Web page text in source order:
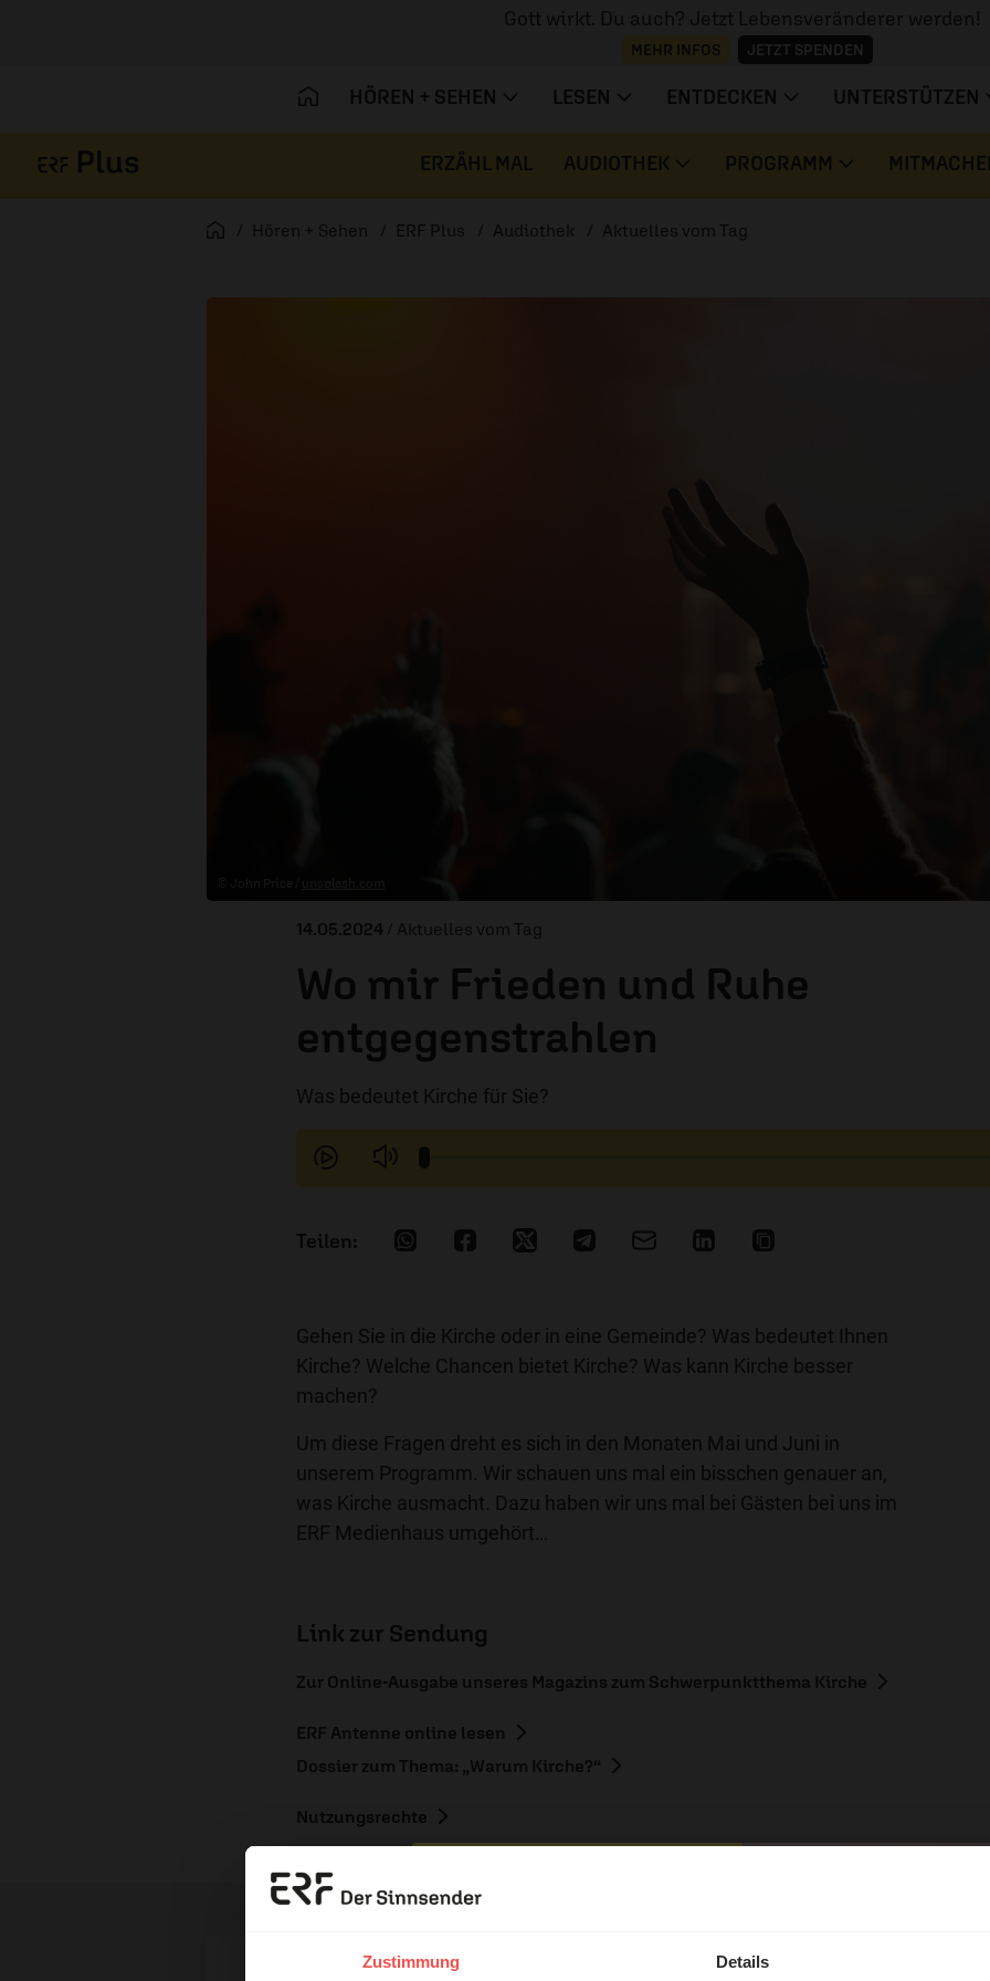
Zustimmung Details
Gott wirkt. Du auch? Jetzt Lebensveränderer werden!
MEHR INFOS JETZT SPENDEN
HÖREN + SEHEN LESEN ENTDECKEN UNTERSTÜTZEN
ERZÄHL MAL AUDIOTHEK PROGRAMM
Startseite
Hören + Sehen ERF Plus Audiothek Aktuelles vom Tag
14.05.2024 / Aktuelles vom Tag
Wo mir Frieden und Ruhe
entgegenstrahlen
Was bedeutet Kirche für Sie?
Gehen Sie in die Kirche oder in eine Gemeinde? Was bedeutet Ihnen
Kirche? Welche Chancen bietet Kirche? Was kann Kirche besser
machen?
Um diese Fragen dreht es sich in den Monaten Mai und Juni in
unserem Programm. Wir schauen uns mal ein bisschen genauer an,
was Kirche ausmacht. Dazu haben wir uns mal bei Gästen bei uns im
ERF Medienhaus umgehört…
Link zur Sendung
Zur Online-Ausgabe unseres Magazins zum Schwerpunktthema Kirche
ERF Antenne online lesen
Dossier zum Thema: „Warum Kirche?“
Nutzungsrechte
Erzähl mal!
Das erleben unsere Hörerinnen